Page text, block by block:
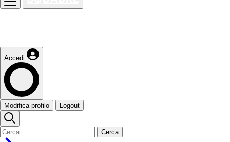
Accedi
Modifica profilo Logout
Cerca